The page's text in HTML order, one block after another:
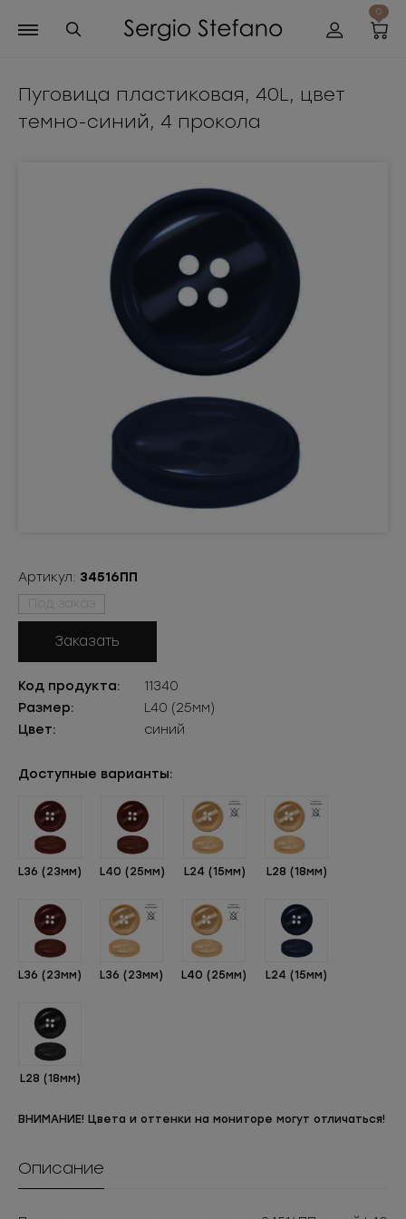
0
Пуговица пластиковая, 40L, цвет
темно-синий, 4 прокола
Артикул: 34516ПП
Под заказ
Заказать
Код продукта:
11340
Размер:
L40 (25мм)
Цвет:
синий
Доступные варианты:
L36 (23мм) L40 (25мм) L24 (15мм) L28 (18мм)
L36 (23мм) L36 (23мм) L40 (25мм) L24 (15мм)
L28 (18мм)
ВНИМАНИЕ! Цвета и оттенки на мониторе могут отличаться!
Описание